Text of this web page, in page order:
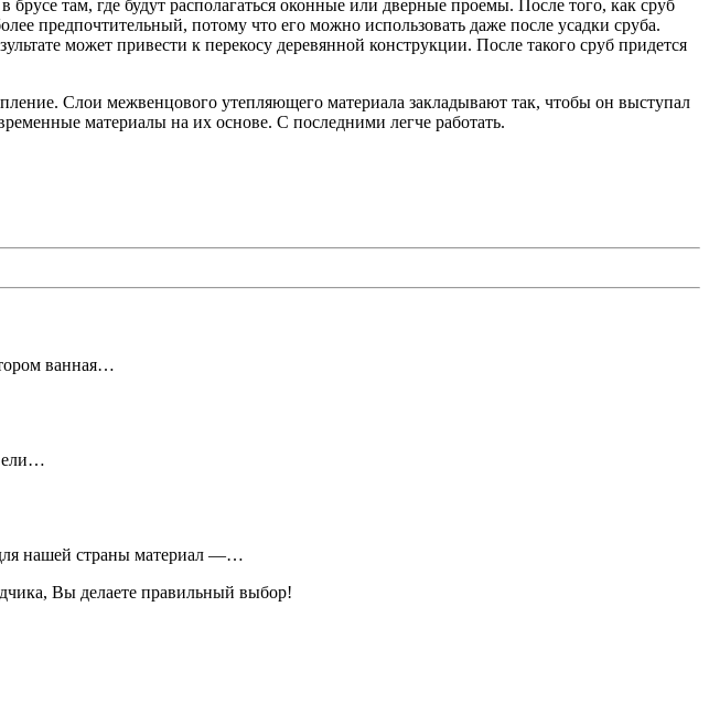
брусе там, где будут располагаться оконные или дверные проемы. После того, как сруб
предпочтительный, потому что его можно использовать даже после усадки сруба.
может привести к перекосу деревянной конструкции. После такого сруб придется
Слои межвенцового утепляющего материала закладывают так, чтобы он выступал
материалы на их основе. С последними легче работать.
ванная…
ели…
нашей страны материал —…
Вы делаете правильный выбор!